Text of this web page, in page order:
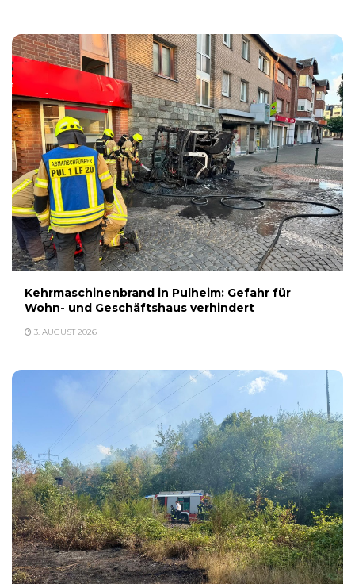
Kehrmaschinenbrand in Pulheim: Gefahr für
Wohn- und Geschäftshaus verhindert
3. AUGUST 2026